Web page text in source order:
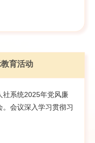
育活动
系统2025年党风廉
会议深入学习贯彻习